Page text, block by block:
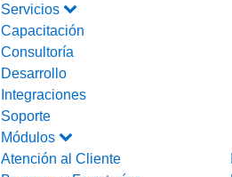
Servicios
Capacitación
Consultoría
Desarrollo
Integraciones
Soporte
Módulos
Atención al Cliente